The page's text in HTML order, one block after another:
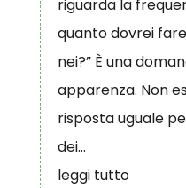
riguarda la
quanto dovrei
nei?” È una
apparenza. Non
risposta uguale
dei...
leggi tutto